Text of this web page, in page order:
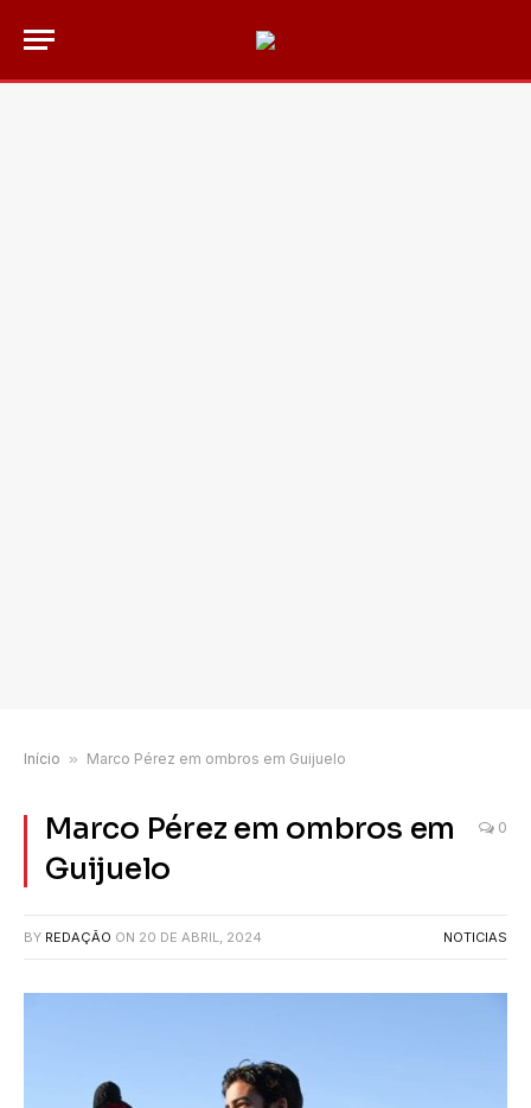
Início » Marco Pérez em ombros em Guijuelo
Marco Pérez em ombros em
Guijuelo
0
BY REDAÇÃO ON 20 DE ABRIL, 2024 NOTICIAS